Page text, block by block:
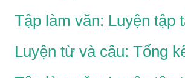
Tập làm văn: Luyện tập
Luyện từ và câu: Tổng